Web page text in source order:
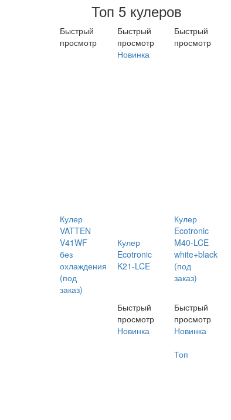
Топ 5 кулеров
Быстрый
просмотр
Кулер
VATTEN
V41WF
без
охлаждения
(под
заказ)
Быстрый
просмотр
Новинка
Кулер
Ecotronic
K21-LCE
Быстрый
просмотр
Кулер
Ecotronic
M40-LCE
white+black
(под
заказ)
Быстрый
просмотр
Новинка
Быстрый
просмотр
Новинка
Топ